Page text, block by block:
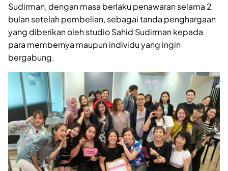
Sudirman, dengan masa berlaku penawaran selama 2
bulan setelah pembelian, sebagai tanda penghargaan
yang diberikan oleh studio Sahid Sudirman kepada
para membernya maupun individu yang ingin
bergabung.